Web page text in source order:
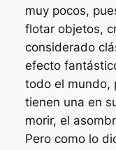
muy pocos,
flotar objetos,
considerado
efecto
todo el mundo,
tienen una en
morir, el
Pero como lo